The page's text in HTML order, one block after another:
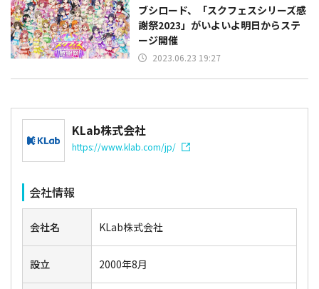
ブシロード、「スクフェスシリーズ感
謝祭2023」がいよいよ明日からステ
ージ開催
2023.06.23 19:27
KLab株式会社
https://www.klab.com/jp/
会社情報
会社名 KLab株式会社
設立 2000年8月